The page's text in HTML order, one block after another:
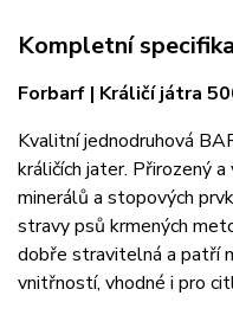
Kompletní
Forbarf | Králičí játra
Kvalitní jednodruhová
králičích jater. Přirozený
minerálů a stopových
stravy psů krmených
dobře stravitelná a patří
vnitřností, vhodné i pro